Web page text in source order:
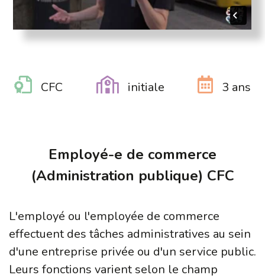
CFC initiale 3 ans
Employé-e de commerce
(Administration publique) CFC
L'employé ou l'employée de commerce
effectuent des tâches administratives au sein
d'une entreprise privée ou d'un service public.
Leurs fonctions varient selon le champ